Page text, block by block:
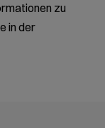
zu
in der